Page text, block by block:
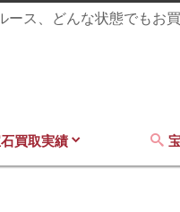
ス、どんな状態でもお買
買取実績